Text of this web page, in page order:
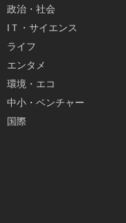
政治・社会
IＴ・サイエンス
ライフ
エンタメ
環境・エコ
中小・ベンチャー
国際